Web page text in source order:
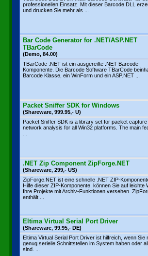
professionellen Einsatz. Mit dieser Barcode DLL
und drucken Sie mehr als ...
Bar Code Generator for .NET/ASP.NET
TBarCode
(Demo, 84.00)
TBarCode .NET ist ein ausgereifte .NET Barcode-
Komponente. Die Barcode Software TBarCode
Barcode Klasse, ein WinForm und ein ASP.NET ...
Packet Sniffer SDK for Windows
(Shareware, 999.95,- U)
Packet Sniffer SDK is a library set for packet capture
network analysis for all Win32 platforms. The main
.NET Zip Component ZipForge.NET
(Shareware, 299,- US)
ZipForge.NET ist eine schnelle .NET ZIP-
Hilfe dieser ZIP-Komponente, können Sie auf leichte
Ihre Projekte mit Archiv-Funktionen versehen.
enthält ...
Eltima Virtual Serial Port Driver
(Shareware, 99.95,- DE)
Eltima Virtual Serial Port Driver ist hilfreich, wenn Sie
genug serielle Schnittstellen im System haben oder
sind. ...